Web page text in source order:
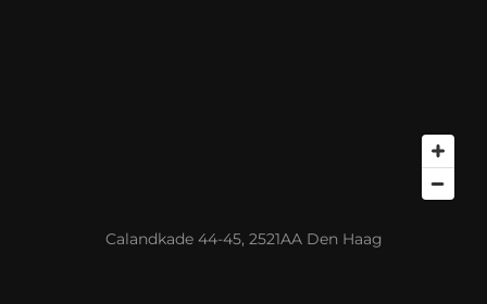
Calandkade 44-45, 2521AA Den Haag